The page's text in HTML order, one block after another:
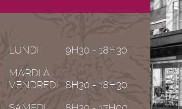
LUNDI
9H30 - 18H30
MARDI À
VENDREDI
8H30 - 18H30